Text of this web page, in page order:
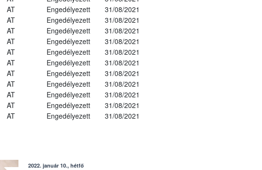
AT Engedélyezett
31/08/2021
AT Engedélyezett
31/08/2021
AT Engedélyezett
31/08/2021
AT Engedélyezett
31/08/2021
AT Engedélyezett
31/08/2021
AT Engedélyezett
31/08/2021
AT Engedélyezett
31/08/2021
AT Engedélyezett
31/08/2021
AT Engedélyezett
31/08/2021
AT Engedélyezett
31/08/2021
AT Engedélyezett 31/08/2021
2022. január 10., hétfő